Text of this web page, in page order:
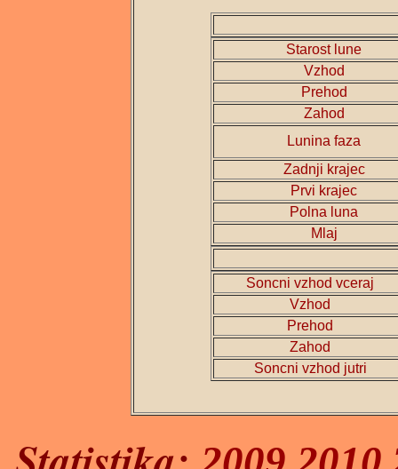
Starost lune
Vzhod
Prehod
Zahod
Lunina faza
Zadnji krajec
Prvi krajec
Polna luna
Mlaj
Soncni vzhod vceraj
Vzhod
Prehod
Zahod
Soncni vzhod jutri